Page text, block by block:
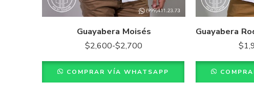
Guayabera Moisés
$2,600-$2,700
44 - XXL
46 - XXXL
48 - XXXXL
COMPRAR VÍA WHATSAPP
$
46 - XXXL
48 - XXXXL